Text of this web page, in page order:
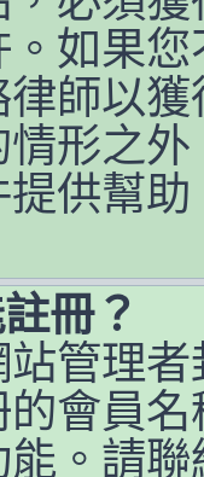
如果
師以
情形之
供幫助
冊？
管理
會員
。請